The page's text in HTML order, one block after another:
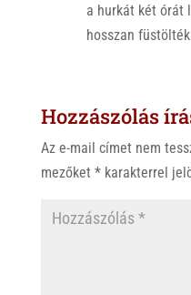
a hurkát két órát
hosszan
Hozzászólás
Az e-mail címet nem
mezőket *karakterrel